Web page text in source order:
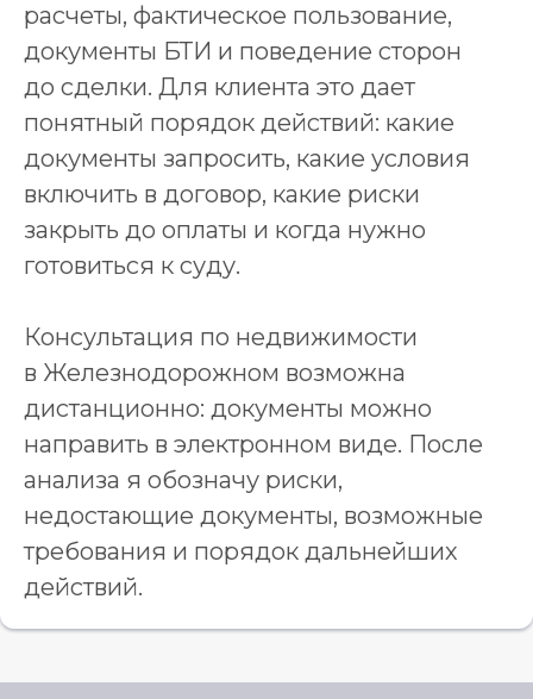
расчеты, фактическое пользование,
документы БТИ и поведение сторон
до сделки. Для клиента это дает
понятный порядок действий: какие
документы запросить, какие условия
включить в договор, какие риски
закрыть до оплаты и когда нужно
готовиться к суду.
Консультация по недвижимости
в Железнодорожном возможна
дистанционно: документы можно
направить в электронном виде. После
анализа я обозначу риски,
недостающие документы, возможные
требования и порядок дальнейших
действий.